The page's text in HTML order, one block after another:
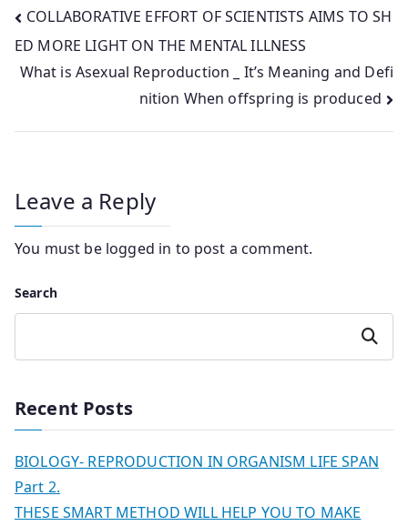
Post
navigation
COLLABORATIVE EFFORT OF SCIENTISTS AIMS TO SH
ED MORE LIGHT ON THE MENTAL ILLNESS
What is Asexual Reproduction _ It’s Meaning and Defi
nition When offspring is produced
Leave a Reply
You must be logged in to post a comment.
Search
Search
Recent Posts
BIOLOGY- REPRODUCTION IN ORGANISM LIFE SPAN
Part 2.
THESE SMART METHOD WILL HELP YOU TO MAKE